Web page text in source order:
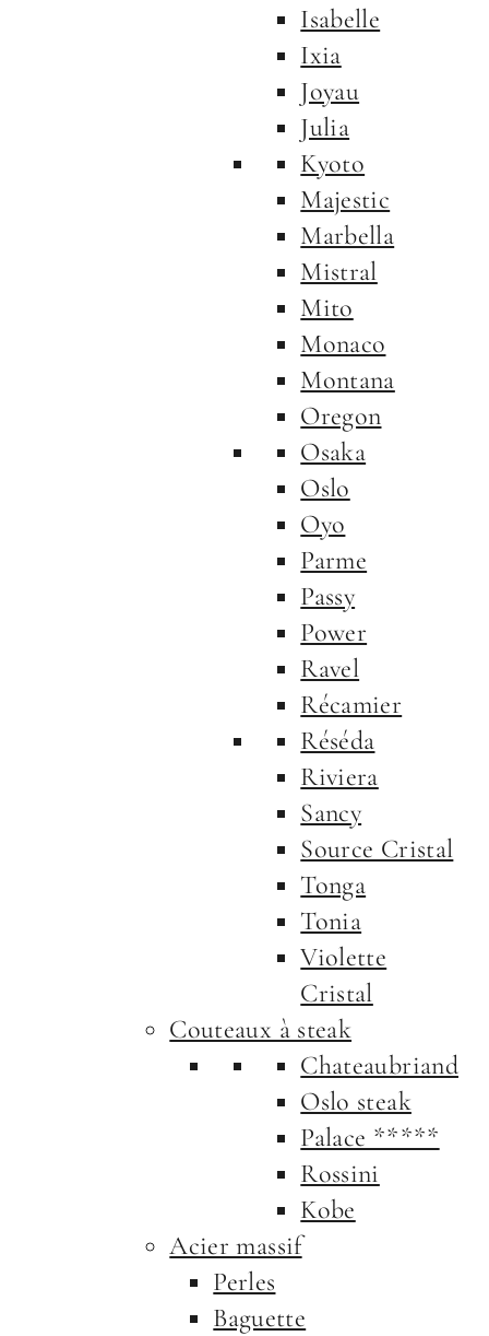
Isabelle
Ixia
Joyau
Julia
Kyoto
Majestic
Marbella
Mistral
Mito
Monaco
Montana
Oregon
Osaka
Oslo
Oyo
Parme
Passy
Power
Ravel
Récamier
Réséda
Riviera
Sancy
Source Cristal
Tonga
Tonia
Violette
Cristal
Couteaux à steak
Chateaubriand
Oslo steak
Palace *****
Rossini
Kobe
Acier massif
Perles
Baguette